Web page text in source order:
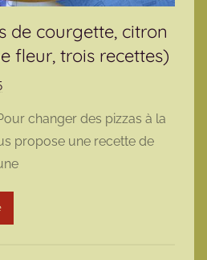
de courgette, citron
fleur, trois recettes)
r
m
a
r
changer des pizzas à la
propose une recette de